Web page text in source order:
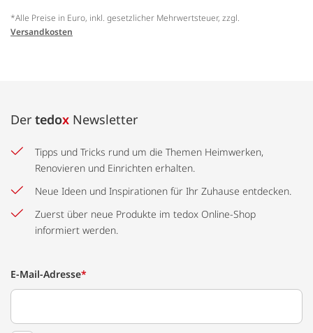
*Alle Preise in Euro, inkl. gesetzlicher Mehrwertsteuer, zzgl.
Versandkosten
Der tedox Newsletter
Tipps und Tricks rund um die Themen Heimwerken,
Renovieren und Einrichten erhalten.
Neue Ideen und Inspirationen für Ihr Zuhause entdecken.
Zuerst über neue Produkte im tedox Online-Shop
informiert werden.
E-Mail-Adresse*